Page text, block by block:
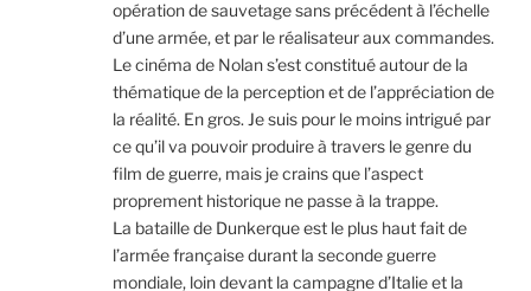
opération de sauvetage sans précédent à l’échelle
d’une armée, et par le réalisateur aux commandes.
Le cinéma de Nolan s’est constitué autour de la
thématique de la perception et de l’appréciation de
la réalité. En gros. Je suis pour le moins intrigué par
ce qu’il va pouvoir produire à travers le genre du
film de guerre, mais je crains que l’aspect
proprement historique ne passe à la trappe.
La bataille de Dunkerque est le plus haut fait de
l’armée française durant la seconde guerre
mondiale, loin devant la campagne d’Italie et la